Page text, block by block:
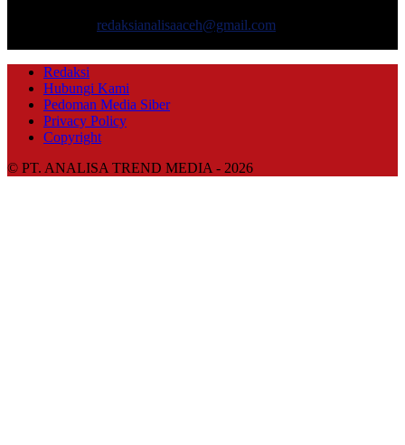
redaksianalisaaceh@gmail.com
Redaksi
Hubungi Kami
Pedoman Media Siber
Privacy Policy
Copyright
© PT. ANALISA TREND MEDIA - 2026